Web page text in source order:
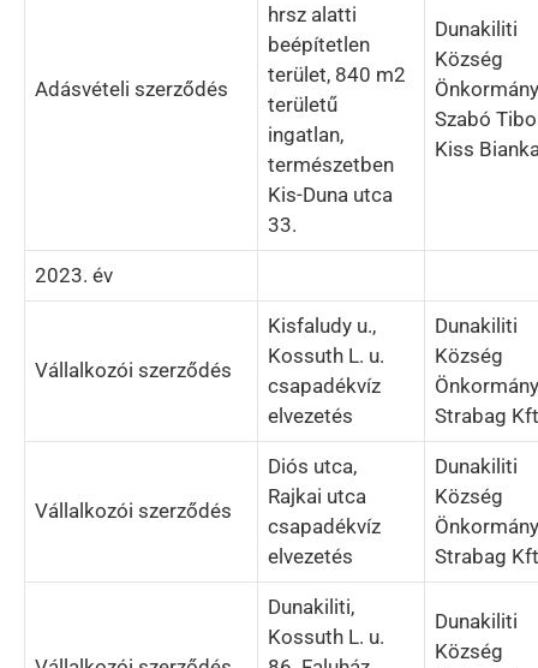
Adásvételi szerződés
hrsz alatti
beépítetlen
terület, 840 m2
területű
ingatlan,
természetben
Kis-Duna utca
33.
Dunakiliti
Község
Szabó
Kiss
2023. év
Vállalkozói szerződés
Kisfaludy u.,
Kossuth L. u.
csapadékvíz
elvezetés
Dunakiliti
Község
Strabag
Vállalkozói szerződés
Diós utca,
Rajkai utca
csapadékvíz
elvezetés
Dunakiliti
Község
Strabag
Dunakiliti,
Kossuth L. u.
Dunakiliti
Község